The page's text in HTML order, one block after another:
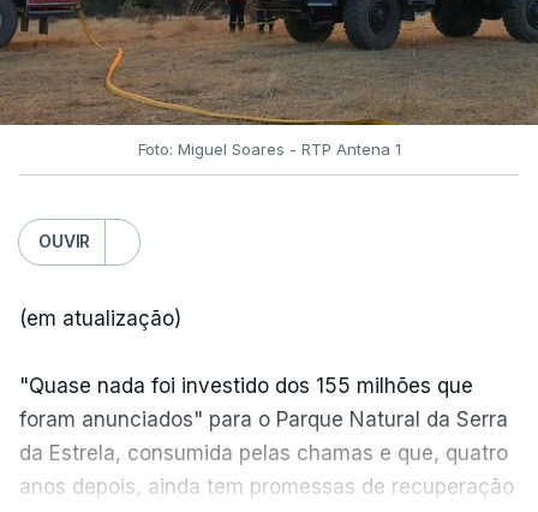
Foto: Miguel Soares - RTP Antena 1
OUVIR
(em atualização)
"Quase nada foi investido dos 155 milhões que
foram anunciados" para o Parque Natural da Serra
da Estrela, consumida pelas chamas e que, quatro
anos depois, ainda tem promessas de recuperação